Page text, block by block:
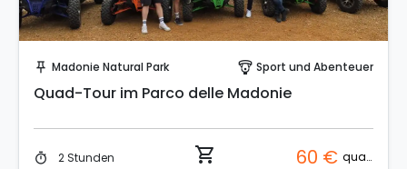
push_pin Madonie Natural Park paragliding Sport und Abenteuer
Quad-Tour im Parco delle Madonie
timer 2 Stunden shopping_cart 60 € quad